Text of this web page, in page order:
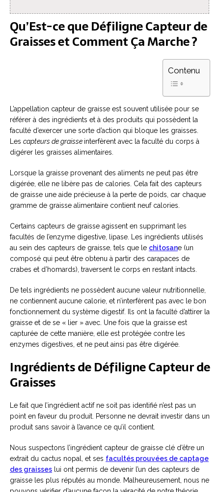
Qu’Est-ce que Défiligne Capteur de
Graisses et Comment Ça Marche ?
Contenu
L’appellation capteur de graisse est souvent utilisée pour se
référer à des ingrédients et à des produits qui possèdent la
faculté d’exercer une sorte d’action qui bloque les graisses.
Les capteurs de graisse interfèrent avec la faculté du corps à
digérer les graisses alimentaires.
Lorsque la graisse provenant des aliments ne peut pas être
digérée, elle ne libère pas de calories. Cela fait des capteurs
de graisse une aide précieuse à la perte de poids, car chaque
gramme de graisse alimentaire contient neuf calories.
Certains capteurs de graisse agissent en supprimant les
facultés de l’enzyme digestive, lipase. Les ingrédients utilisés
au sein des capteurs de graisse, tels que le chitosane (un
composé qui peut être obtenu à partir des carapaces de
crabes et d’homards), traversent le corps en restant intacts.
De tels ingrédients ne possèdent aucune valeur nutritionnelle,
ne contiennent aucune calorie, et n’interfèrent pas avec le bon
fonctionnement du système digestif. Ils ont la faculté d’attirer la
graisse et de se « lier » avec. Une fois que la graisse est
capturée de cette manière, elle est protégée contre les
enzymes digestives, et ne peut ainsi pas être digérée.
Ingrédients de Défiligne Capteur de
Graisses
Le fait que l’ingrédient actif ne soit pas identifié n’est pas un
point en faveur du produit. Personne ne devrait investir dans un
produit sans savoir à l’avance ce qu’il contient.
Nous suspectons l’ingrédient capteur de graisse clé d’être un
extrait du cactus nopal, et ses facultés prouvées de captage
des graisses lui ont permis de devenir l’un des capteurs de
graisse les plus réputés au monde. Malheureusement, nous ne